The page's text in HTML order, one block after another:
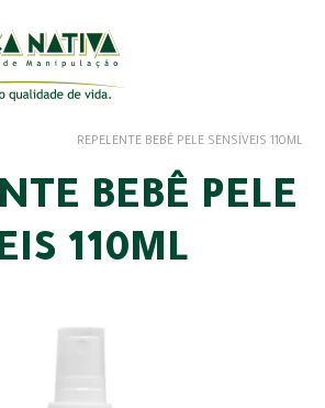
REPELENTE BEBÊ PELE SENSÍVEIS 110ML
BEBÊ PELE
110ML